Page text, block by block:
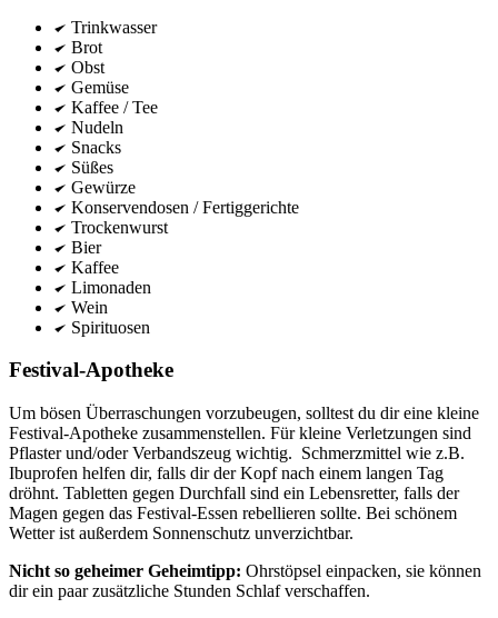
Trinkwasser
Brot
Obst
Gemüse
Kaffee / Tee
Nudeln
Snacks
Süßes
Gewürze
Konservendosen / Fertiggerichte
Trockenwurst
Bier
Kaffee
Limonaden
Wein
Spirituosen
Festival-Apotheke
Um bösen Überraschungen vorzubeugen, solltest du dir eine kleine
Festival-Apotheke zusammenstellen. Für kleine Verletzungen sind
Pflaster und/oder Verbandszeug wichtig. Schmerzmittel wie z.B.
Ibuprofen helfen dir, falls dir der Kopf nach einem langen Tag
dröhnt. Tabletten gegen Durchfall sind ein Lebensretter, falls der
Magen gegen das Festival-Essen rebellieren sollte. Bei schönem
Wetter ist außerdem Sonnenschutz unverzichtbar.
Nicht so geheimer Geheimtipp: Ohrstöpsel einpacken, sie können
dir ein paar zusätzliche Stunden Schlaf verschaffen.